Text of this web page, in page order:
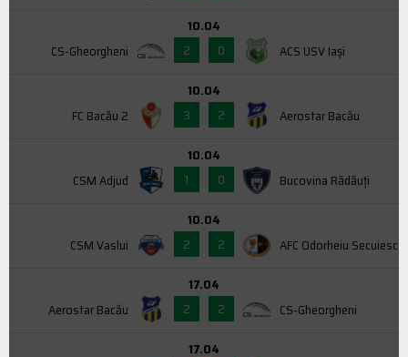
CS-Gheorgheni
10.04
2
0 ACS USV Iaşi
FC Bacău 2
10.04
3
2 Aerostar Bacău
CSM Adjud
10.04
1
0 Bucovina Rădăuți
CSM Vaslui
10.04
2
2 AFC Odorheiu Secuiesc
Aerostar Bacău
17.04
2
2 CS-Gheorgheni
17.04